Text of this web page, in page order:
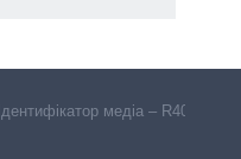
медіа – R40-